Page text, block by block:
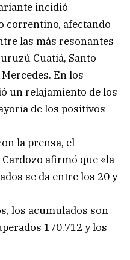
incidió
correntino, afectando
las más resonantes
Cuatiá, Santo
En los
un relajamiento de los
de los positivos
la prensa, el
afirmó que «la
se da entre los 20 y
los acumulados son
170.712 y los